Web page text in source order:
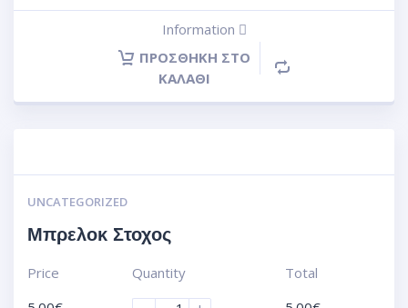
Information
ΠΡΟΣΘΉΚΗ ΣΤΟ
ΚΑΛΆΘΙ
UNCATEGORIZED
Μπρελοκ Στοχος
Price
Quantity
Total